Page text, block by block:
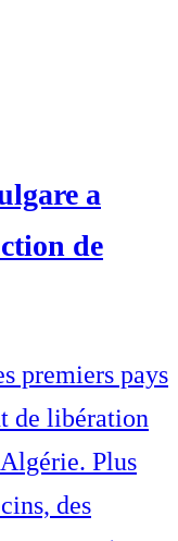
a
de
premiers pays
de libération
Plus
des